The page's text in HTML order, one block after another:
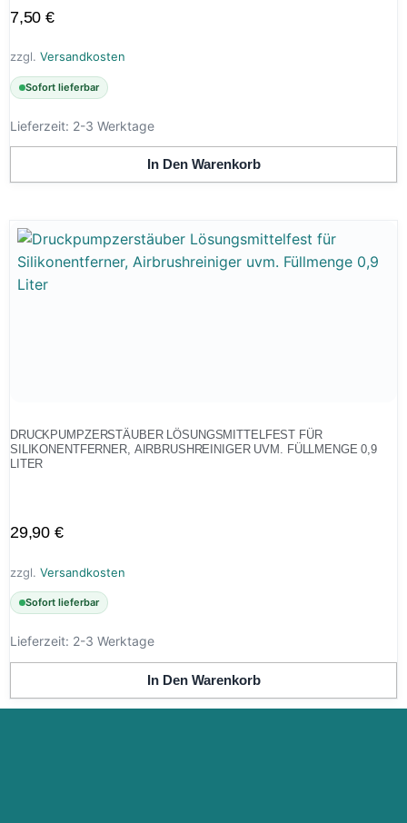
7,50€
zzgl. Versandkosten
Sofort lieferbar
Lieferzeit: 2-3 Werktage
In Den Warenkorb
DRUCKPUMPZERSTÄUBER LÖSUNGSMITTELFEST FÜR
SILIKONENTFERNER, AIRBRUSHREINIGER UVM. FÜLLMENGE 0,9
LITER
29,90 €
zzgl. Versandkosten
Sofort lieferbar
Lieferzeit: 2-3 Werktage
In Den Warenkorb